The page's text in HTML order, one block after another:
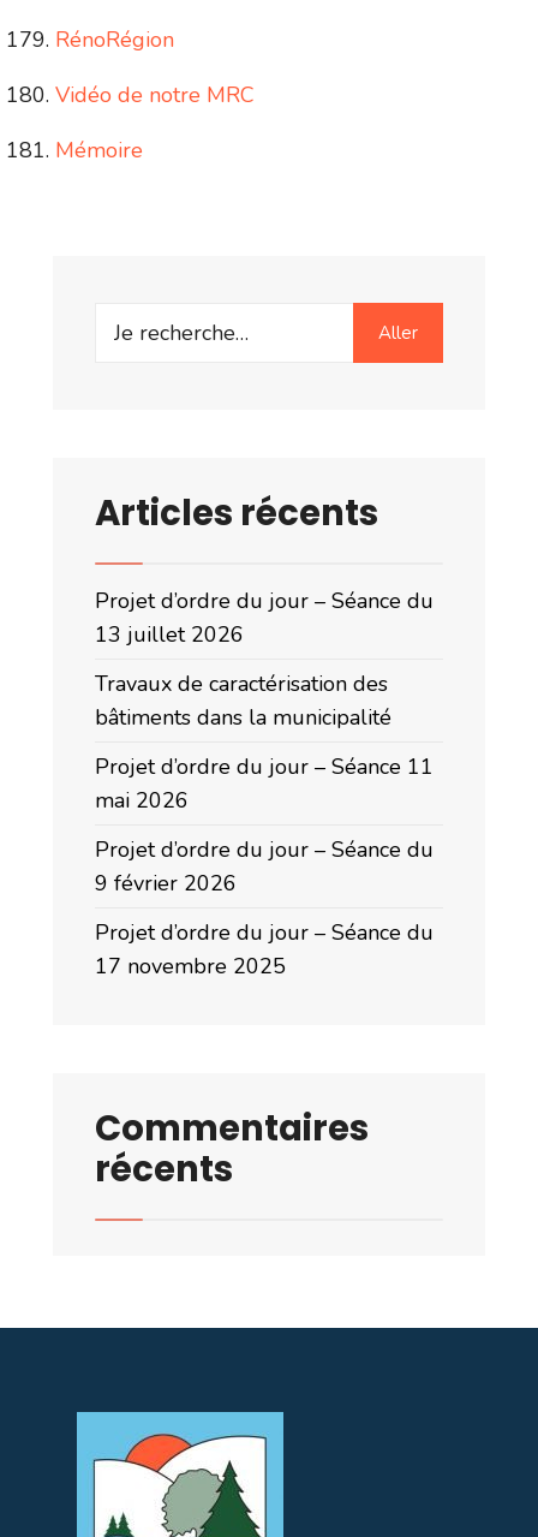
RénoRégion
Vidéo de notre MRC
Mémoire
Search
Aller
Articles récents
Projet d’ordre du jour – Séance du
13 juillet 2026
Travaux de caractérisation des
bâtiments dans la municipalité
Projet d’ordre du jour – Séance 11
mai 2026
Projet d’ordre du jour – Séance du
9 février 2026
Projet d’ordre du jour – Séance du
17 novembre 2025
Commentaires
récents